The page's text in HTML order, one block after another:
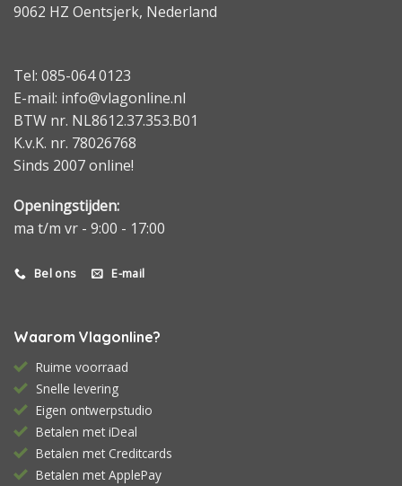
9062 HZ Oentsjerk, Nederland
Tel: 085-064 0123
E-mail: info@vlagonline.nl
BTW nr. NL8612.37.353.B01
K.v.K. nr. 78026768
Sinds 2007 online!
Openingstijden:
ma t/m vr - 9:00 - 17:00
Bel ons E-mail
Waarom Vlagonline?
Ruime voorraad
Snelle levering
Eigen ontwerpstudio
Betalen met iDeal
Betalen met Creditcards
Betalen met ApplePay